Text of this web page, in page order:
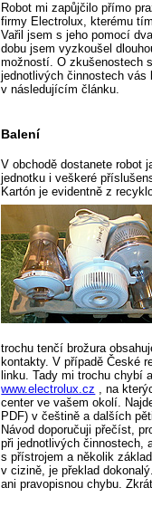
Robot mi zapůjčilo přímo
firmy Electrolux, kterému
Vařil jsem s jeho pomocí
dobu jsem vyzkoušel
možností. O zkušenostech
jednotlivých činnostech vás
v následujícím článku.
Balení
V obchodě dostanete robot
jednotku i veškeré
Kartón je evidentně z
trochu tenčí brožura
kontakty. V případě České
linku. Tady mi trochu chybí
www.electrolux.cz , na
center ve vašem okolí.
PDF) v češtině a dalších
Návod doporučuji přečíst,
při jednotlivých činnostech,
s přístrojem a několik
v cizině, je překlad
ani pravopisnou chybu.